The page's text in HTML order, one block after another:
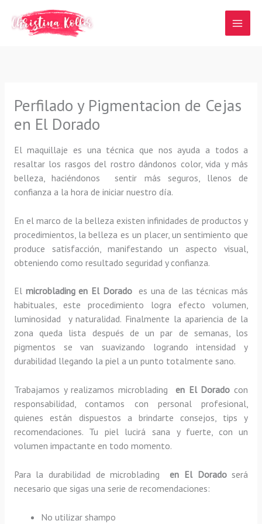
contenido
Perfilado y Pigmentacion de Cejas
en El Dorado
El maquillaje es una técnica que nos ayuda a todos a
resaltar los rasgos del rostro dándonos color, vida y más
belleza, haciéndonos sentir más seguros, llenos de
confianza a la hora de iniciar nuestro día.
En el marco de la belleza existen infinidades de productos y
procedimientos, la belleza es un placer, un sentimiento que
produce satisfacción, manifestando un aspecto visual,
obteniendo como resultado seguridad y confianza.
El microblading en El Dorado es una de las técnicas más
habituales, este procedimiento logra efecto volumen,
luminosidad y naturalidad. Finalmente la apariencia de la
zona queda lista después de un par de semanas, los
pigmentos se van suavizando logrando intensidad y
durabilidad llegando la piel a un punto totalmente sano.
Trabajamos y realizamos microblading en El Dorado con
responsabilidad, contamos con personal profesional,
quienes están dispuestos a brindarte consejos, tips y
recomendaciones. Tu piel lucirá sana y fuerte, con un
volumen impactante en todo momento.
Para la durabilidad de microblading en El Dorado será
necesario que sigas una serie de recomendaciones:
No utilizar shampo